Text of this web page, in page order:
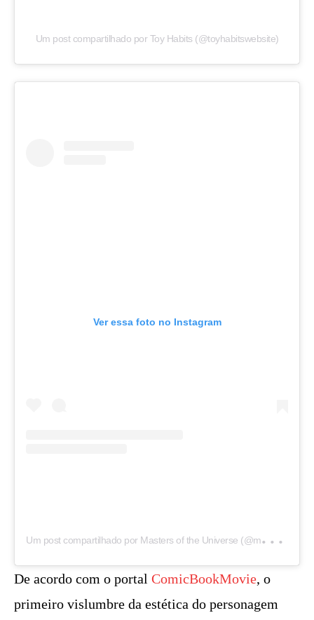
Um post compartilhado por Toy Habits (@toyhabitswebsite)
Ver essa foto no Instagram
U
m post compartilhado por Masters of the Universe (@mastersmovie)
De acordo com o portal ComicBookMovie, o
primeiro vislumbre da estética do personagem